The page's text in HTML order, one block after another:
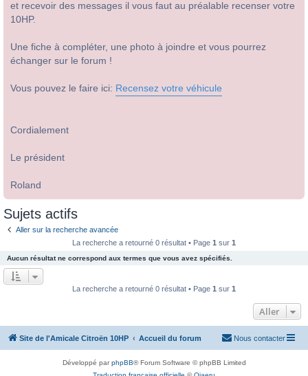
et recevoir des messages il vous faut au préalable recenser votre
10HP.
Une fiche à compléter, une photo à joindre et vous pourrez
échanger sur le forum !
Vous pouvez le faire ici: Recensez votre véhicule
Cordialement
Le président
Roland
Sujets actifs
Aller sur la recherche avancée
La recherche a retourné 0 résultat • Page 1 sur 1
Aucun résultat ne correspond aux termes que vous avez spécifiés.
La recherche a retourné 0 résultat • Page 1 sur 1
Aller
Site de l'Amicale Citroën 10HP Accueil du forum Nous contacter
Développé parphpBB® Forum Software © phpBB Limited